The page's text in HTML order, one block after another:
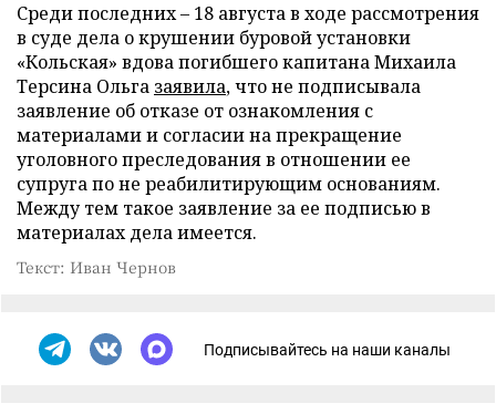
Среди последних – 18 августа в ходе рассмотрения
в суде дела о крушении буровой установки
«Кольская» вдова погибшего капитана Михаила
Терсина Ольга заявила, что не подписывала
заявление об отказе от ознакомления с
материалами и согласии на прекращение
уголовного преследования в отношении ее
супруга по не реабилитирующим основаниям.
Между тем такое заявление за ее подписью в
материалах дела имеется.
Текст: Иван Чернов
Подписывайтесь на наши каналы